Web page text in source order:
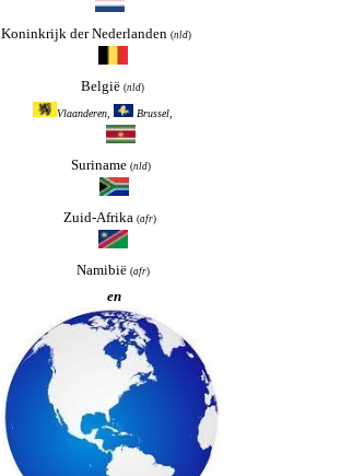
Koninkrijk der Nederlanden (nld)
België (nld)
Vlaanderen, Brussel,
Suriname (nld)
Zuid-Afrika (afr)
Namibië (afr)
en